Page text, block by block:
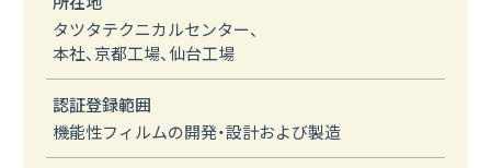
タツタテクニカルセンター、
本社、京都工場、仙台工場
認証登録範囲
機能性フィルムの開発・設計および製造